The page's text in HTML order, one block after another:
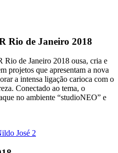
Rio de Janeiro 2018
Rio de Janeiro 2018 ousa, cria e
projetos que apresentam a nova
a intensa ligação carioca com o
Conectado ao tema, o
no ambiente “studioNEO” e